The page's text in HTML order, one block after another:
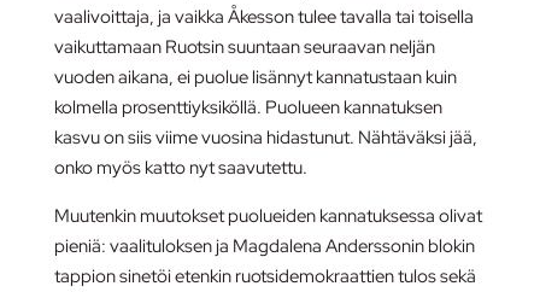
vaalivoittaja, ja vaikka Åkesson tulee tavalla tai toisella
vaikuttamaan Ruotsin suuntaan seuraavan neljän
vuoden aikana, ei puolue lisännyt kannatustaan kuin
kolmella prosenttiyksiköllä. Puolueen kannatuksen
kasvu on siis viime vuosina hidastunut. Nähtäväksi jää,
onko myös katto nyt saavutettu.
Muutenkin muutokset puolueiden kannatuksessa olivat
pieniä: vaalituloksen ja Magdalena Anderssonin blokin
tappion sinetöi etenkin ruotsidemokraattien tulos sekä